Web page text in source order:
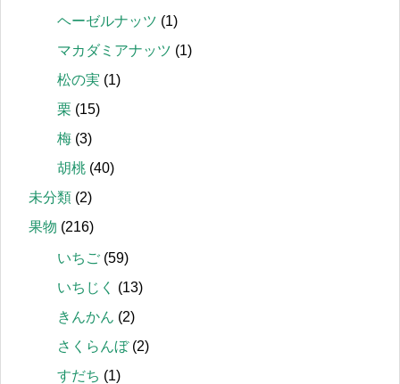
ヘーゼルナッツ (1)
マカダミアナッツ (1)
松の実 (1)
栗 (15)
梅 (3)
胡桃 (40)
未分類 (2)
果物 (216)
いちご (59)
いちじく
(13)
きんかん (2)
さくらんぼ(2)
すだち (1)